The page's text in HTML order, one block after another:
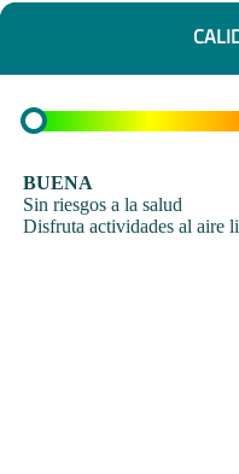
BUENA
Sin riesgos a la salud
Disfruta actividades al aire